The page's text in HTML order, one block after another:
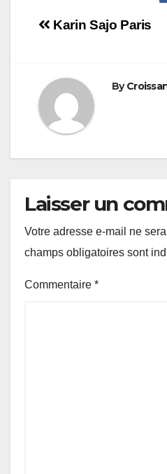
Navigation
l’article
Karin Sajo Paris
By
Laisser un
Votre adresse e-mail ne
champs obligatoires sont
Commentaire *